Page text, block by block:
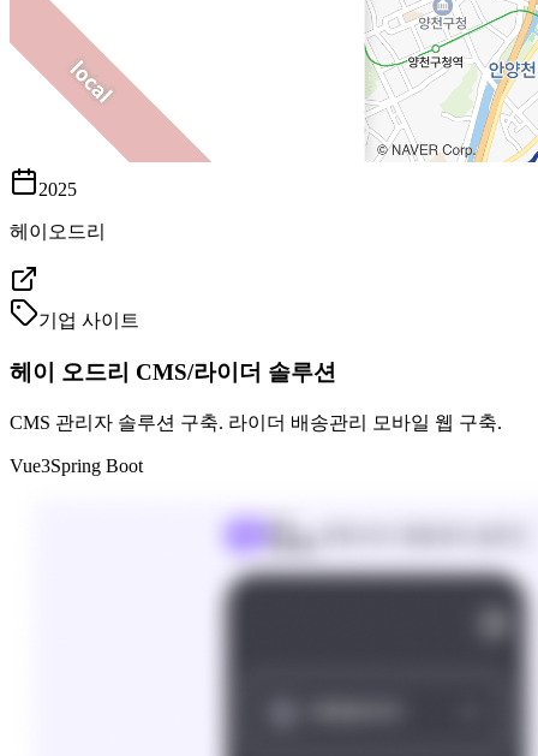
2025
헤이오드리
기업 사이트
헤이 오드리 CMS/라이더 솔루션
CMS 관리자 솔루션 구축. 라이더 배송관리 모바일 웹 구축.
Vue3Spring Boot